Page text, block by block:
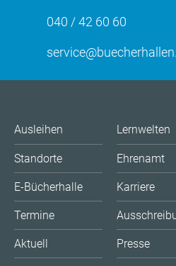
040 / 42 60 60
Ausleihen
Standorte
E-Bücherhalle
Termine
Aktuell
Lernwelten
Ehrenamt
Karriere
Presse